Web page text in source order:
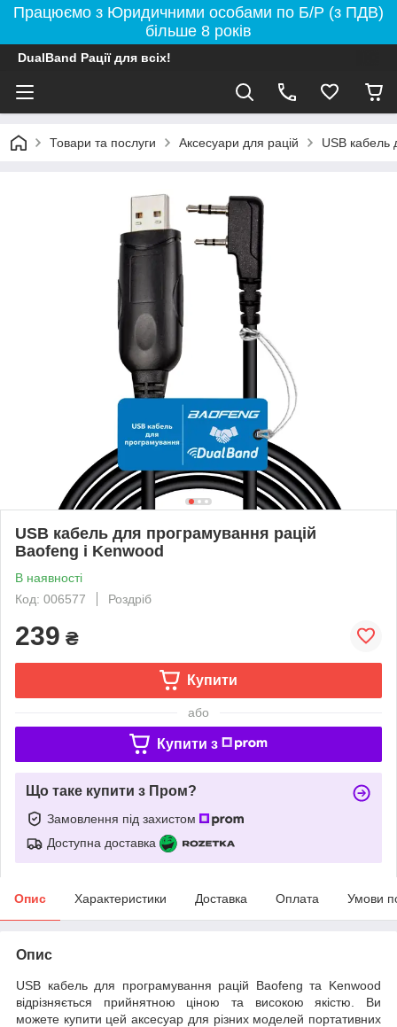
Працюємо з Юридичними особами по Б/Р (з ПДВ)
більше 8 років
DualBand Рації для всіх!
Товари та послуги Аксесуари для рацій USB кабель
USB кабель для програмування рацій
Baofeng і Kenwood
В наявності
Код: 006577
Роздріб
239 ₴
Купити
або
Купити з
Що таке купити з Пром?
Замовлення під захистом
Доступна доставка
Опис Характеристики Доставка Оплата Умови
Опис
USB кабель для програмування рацій Baofeng та Kenwood
відрізняється прийнятною ціною та високою якістю. Ви
можете купити цей аксесуар для різних моделей портативних